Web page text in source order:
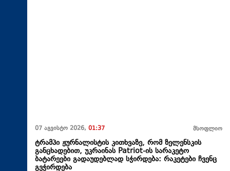
07 აგვისტო 2026, 01:37 მსოფლიო
ტრამპი ჟურნალისტის კითხვაზე, რომ ზელენსკის
განცხადებით, უკრაინას Patriot-ის სარაკეტო
ბატარეები გადაუდებლად სჭირდება: რაკეტები ჩვენც
გვჭირდება